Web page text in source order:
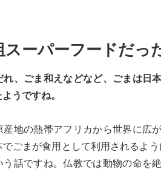
ーパーフードだっ
、ごま和えなどなど、ごまは日
うですね。
産地の熱帯アフリカから世界に広
でごまが食用として利用されるよ
う話ですね。仏教では動物の命を